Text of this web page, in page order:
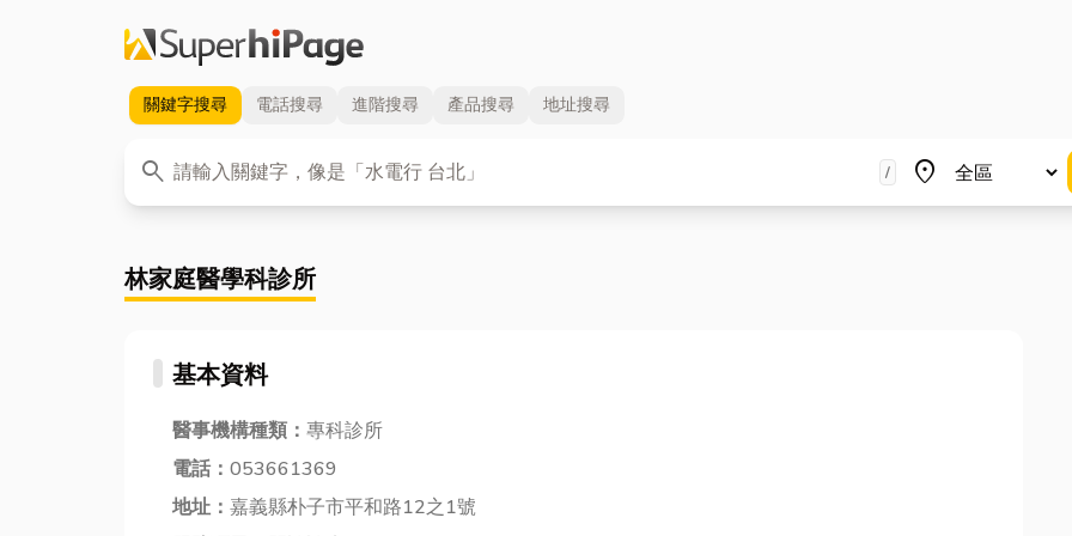
關鍵字搜尋 電話搜尋 進階搜尋 產品搜尋 地址搜尋
search
關鍵字 / place
地區
林家庭醫學科診所
基本資料
醫事機構種類： 專科診所
電話： 053661369
地址： 嘉義縣朴子市平和路12之1號